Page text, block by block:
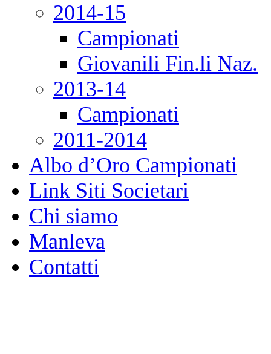
2014-15
Campionati
Giovanili Fin.li Naz.
2013-14
Campionati
2011-2014
Albo d’Oro Campionati
Link Siti Societari
Chi siamo
Manleva
Contatti